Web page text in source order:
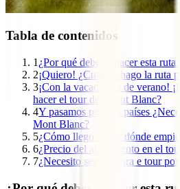
Tabla de contenidos
1 ¿Por qué debería hacer esta
2¡Quiero! ¿Cuándo hago la ruta
3¡Con la vacaciones de verano!
hacer el tour del Mont Blanc?
4Y pasamos por tres países
Mont Blanc?
5¿Cómo llego? ¿Por dónde
6¿Precio del alojamiento en el
7¿Necesito seguro para e tour